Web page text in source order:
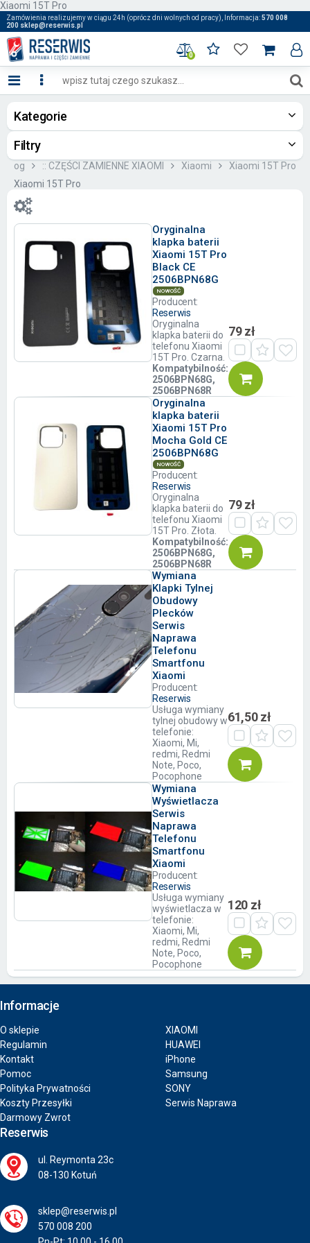
Xiaomi 15T Pro
Zamówienia realizujemy w ciągu 24h (oprócz dni wolnych od pracy), Informacja:570 008
200 sklep@reserwis.pl
0
Kategorie
Filtry
:: CZĘŚCI ZAMIENNE XIAOMI Xiaomi
Xiaomi 15T Pro
Xiaomi 15T Pro
Oryginalna
klapka baterii
Xiaomi 15T Pro
Black CE
2506BPN68G
NOWOŚĆ
Producent:
Reserwis
Oryginalna
klapka baterii do
telefonu Xiaomi
15T Pro. Czarna.
Kompatybilność:
2506BPN68G,
2506BPN68R
79 zł
Oryginalna
klapka baterii
Xiaomi 15T Pro
Mocha Gold CE
2506BPN68G
NOWOŚĆ
Producent:
Reserwis
Oryginalna
klapka baterii do
telefonu Xiaomi
15T Pro. Złota.
Kompatybilność:
2506BPN68G,
2506BPN68R
79 zł
Wymiana
Klapki Tylnej
Obudowy
Plecków
Serwis
Naprawa
Telefonu
Smartfonu
Xiaomi
Producent:
Reserwis
Usługa wymiany
tylnej obudowy w
telefonie:
Xiaomi, Mi,
redmi, Redmi
Note, Poco,
Pocophone
61,50 zł
Wymiana
Wyświetlacza
Serwis
Naprawa
Telefonu
Smartfonu
Xiaomi
Producent:
Reserwis
Usługa wymiany
wyświetlacza w
telefonie:
Xiaomi, Mi,
redmi, Redmi
Note, Poco,
Pocophone
120 zł
Informacje
O sklepie
Regulamin
Kontakt
Pomoc
Polityka Prywatności
Koszty Przesyłki
Darmowy Zwrot
XIAOMI
HUAWEI
iPhone
Samsung
SONY
Serwis Naprawa
Reserwis
ul. Reymonta 23c
08-130 Kotuń
sklep@reserwis.pl
570 008 200